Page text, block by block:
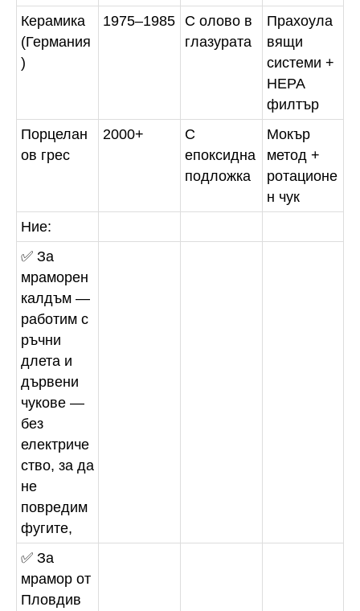
Керамика
(Германия
)
1975–1985
С олово в
глазурата
Прахоула
вящи
системи +
HEPA
филтър
Порцелан
ов грес
2000+
С
епоксидна
подложка
Мокър
метод +
ротационе
н чук
Ние:
✅ За
мраморен
калдъм —
работим с
ръчни
длета и
дървени
чукове —
без
електриче
ство, за да
не
повредим
фугите,
✅ За
мрамор от
Пловдив